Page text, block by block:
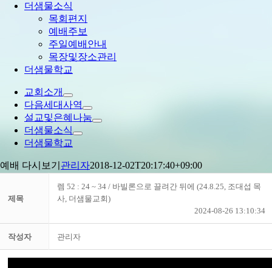
더샘물소식
목회편지
예배주보
주일예배안내
목장및장소관리
더샘물학교
교회소개
다음세대사역
설교및은혜나눔
더샘물소식
더샘물학교
예배 다시보기 관리자2018-12-02T20:17:40+09:00
제목
렘 52 : 24 ~ 34 / 바빌론으로 끌려간 뒤에 (24.8.25, 조대섭 목
사, 더샘물교회)
2024-08-26 13:10:34
작성자 관리자